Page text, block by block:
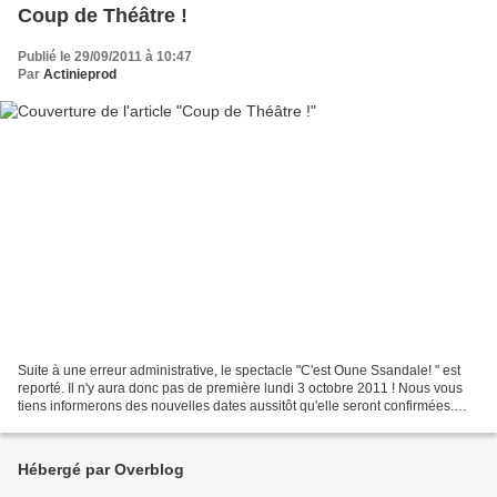
Coup de Théâtre !
Publié le 29/09/2011 à 10:47
Par Actinieprod
Suite à une erreur administrative, le spectacle "C'est Oune Ssandale! " est
reporté. Il n'y aura donc pas de première lundi 3 octobre 2011 ! Nous vous
tiens informerons des nouvelles dates aussitôt qu'elle seront confirmées.
Hébergé par Overblog